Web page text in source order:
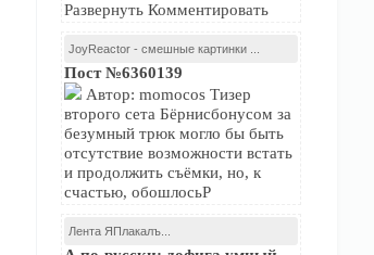
Развернуть Комментировать
JoyReactor - смешные картинки ...
Пост №6360139
Автор: momocos Тизер
второго сета Бёрнисбонусом за
безумный трюк могло бы быть
отсутствие возможности встать
и продолжить съёмки, но, к
счастью, обошлосьР
Лента ЯПлакалъ...